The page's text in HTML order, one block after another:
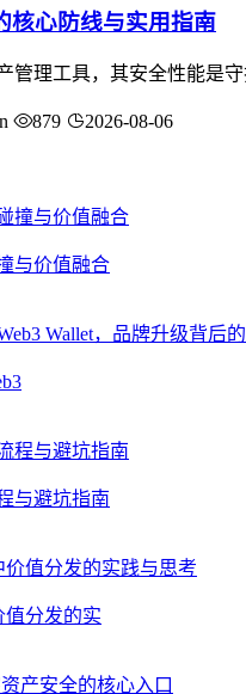
核心防线与实用指南
管理工具，其安全性能是
879 2026-08-06
与价值融合
与避坑指南
值分发的实